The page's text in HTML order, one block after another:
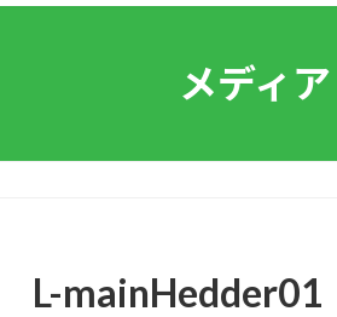
メディア
L-mainHedder01